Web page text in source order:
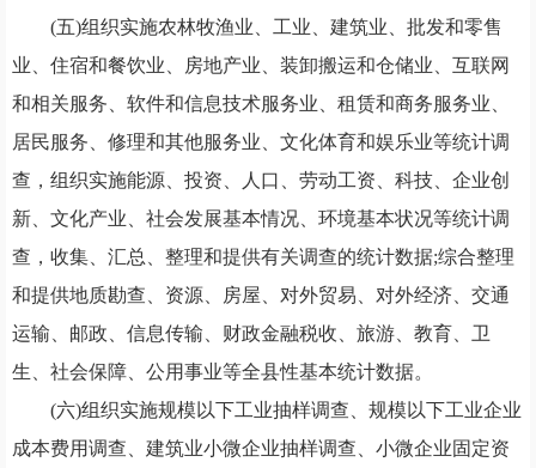
(五)组织实施农林牧渔业、工业、建筑业、批发和零售
业、住宿和餐饮业、房地产业、装卸搬运和仓储业、互联网
和相关服务、软件和信息技术服务业、租赁和商务服务业、
居民服务、修理和其他服务业、文化体育和娱乐业等统计调
查，组织实施能源、投资、人口、劳动工资、科技、企业创
新、文化产业、社会发展基本情况、环境基本状况等统计调
查，收集、汇总、整理和提供有关调查的统计数据;综合整理
和提供地质勘查、资源、房屋、对外贸易、对外经济、交通
运输、邮政、信息传输、财政金融税收、旅游、教育、卫
生、社会保障、公用事业等全县性基本统计数据。
(六)组织实施规模以下工业抽样调查、规模以下工业企业
成本费用调查、建筑业小微企业抽样调查、小微企业固定资